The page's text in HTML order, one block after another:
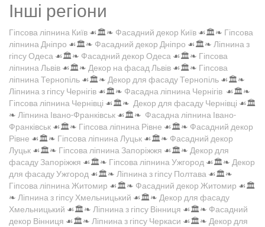
Інші регіони
Гіпсова ліпнина Київ ☙🏛️❧ Фасадний декор Київ ☙🏛️❧ Гіпсова
ліпнина Дніпро ☙🏛️❧ Фасадний декор Дніпро ☙🏛️❧ Ліпнина з
гіпсу Одеса ☙🏛️❧ Фасадний декор Одеса ☙🏛️❧ Гіпсова
ліпнина Львів ☙🏛️❧ Декор на фасад Львів ☙🏛️❧ Гіпсова
ліпнина Тернопіль ☙🏛️❧ Декор для фасаду Тернопіль ☙🏛️❧
Ліпнина з гіпсу Чернігів ☙🏛️❧ Фасадна ліпнина Чернігів ☙🏛️❧
Гіпсова ліпнина Чернівці ☙🏛️❧ Декор для фасаду Чернівці ☙🏛️
❧ Ліпнина Івано-Франківськ ☙🏛️❧ Фасадна ліпнина Івано-
Франківськ ☙🏛️❧ Гіпсова ліпнина Рівне ☙🏛️❧ Фасадний декор
Рівне ☙🏛️❧ Гіпсова ліпнина Луцьк ☙🏛️❧ Фасадний декор
Луцьк ☙🏛️❧ Гіпсова ліпнина Запоріжжя ☙🏛️❧ Декор для
фасаду Запоріжжя ☙🏛️❧ Гіпсова ліпнина Ужгород ☙🏛️❧ Декор
для фасаду Ужгород ☙🏛️❧ Ліпнина з гіпсу Полтава ☙🏛️❧
Гіпсова ліпнина Житомир ☙🏛️❧ Фасадний декор Житомир ☙🏛️
❧ Ліпнина з гіпсу Хмельницький ☙🏛️❧ Декор для фасаду
Хмельницький ☙🏛️❧ Ліпнина з гіпсу Вінниця ☙🏛️❧ Фасадний
декор Вінниця ☙🏛️❧ Ліпнина з гіпсу Черкаси ☙🏛️❧ Декор для